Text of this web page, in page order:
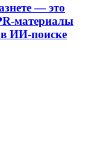
— это
материалы
ИИ-поиске